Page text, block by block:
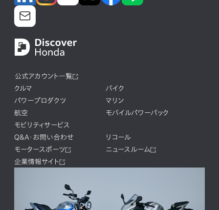
公式アカウント一覧
クルマ
バイク
パワープロダクツ
マリン
航空
モバイルパワーパック
モビリティサービス
Q&A・お問い合わせ
リコール
モータースポーツ
ニュースルーム
企業情報サイト